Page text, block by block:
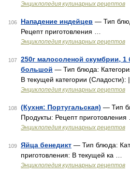
Энциклопедия кулинарных рецептов
106 Нападение индейцев — Тип
Рецепт приготовления …
Энциклопедия кулинарных рецептов
107
250г малосоленой скумбрии,
большой — Тип блюда:
В текущей категории (Сладости):
Энциклопедия кулинарных рецептов
108 (Кухня: Португальская) — Тип
Продукты: Рецепт приготовления
Энциклопедия кулинарных рецептов
109 Яйца бенедикт — Тип блюда:
приготовления: В текущей ка …
Энциклопедия кулинарных рецептов